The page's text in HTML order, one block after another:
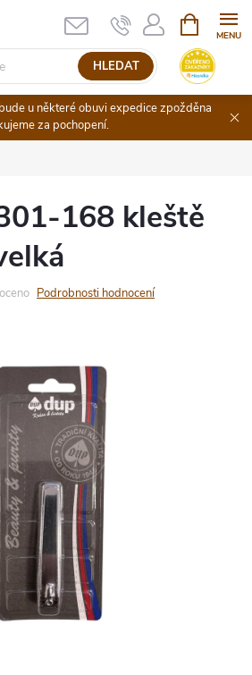
HLEDAT
NÁKUPNÍ
KOŠÍK
u některé obuvi expedice zpožděna
za pochopení.
168 kleště
Podrobnosti hodnocení